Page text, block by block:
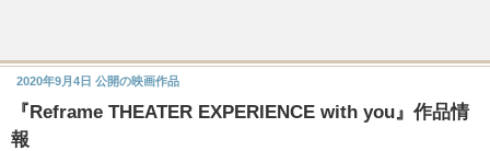
『Reframe THEATER EXPERIENCE with you』作品情
報
2020年9月4日 公開の映画作品